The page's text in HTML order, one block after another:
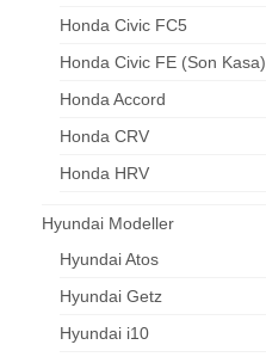
Honda Civic FC5
Honda Civic FE (Son Kasa)
Honda Accord
Honda CRV
Honda HRV
Hyundai Modeller
Hyundai Atos
Hyundai Getz
Hyundai i10